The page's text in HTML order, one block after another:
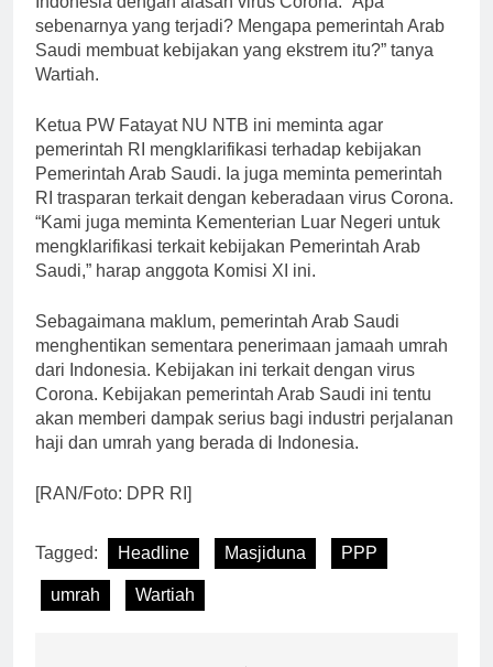
sebenarnya yang terjadi? Mengapa pemerintah Arab
Saudi membuat kebijakan yang ekstrem itu?” tanya
Wartiah.
Ketua PW Fatayat NU NTB ini meminta agar
pemerintah RI mengklarifikasi terhadap kebijakan
Pemerintah Arab Saudi. Ia juga meminta pemerintah
RI trasparan terkait dengan keberadaan virus Corona.
“Kami juga meminta Kementerian Luar Negeri untuk
mengklarifikasi terkait kebijakan Pemerintah Arab
Saudi,” harap anggota Komisi XI ini.
Sebagaimana maklum, pemerintah Arab Saudi
menghentikan sementara penerimaan jamaah umrah
dari Indonesia. Kebijakan ini terkait dengan virus
Corona. Kebijakan pemerintah Arab Saudi ini tentu
akan memberi dampak serius bagi industri perjalanan
haji dan umrah yang berada di Indonesia.
[RAN/Foto: DPR RI]
Tagged: Headline Masjiduna PPP
umrah Wartiah